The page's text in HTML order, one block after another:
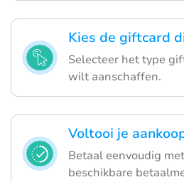
Kies de giftcard
Selecteer het type
wilt aanschaffen.
Voltooi je
Betaal eenvoudig
beschikbare